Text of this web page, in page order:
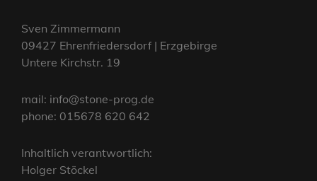
Sven Zimmermann
09427 Ehrenfriedersdorf | Erzgebirge
Untere Kirchstr. 19
mail: info@stone-prog.de
phone: 015678 620 642
Inhaltlich verantwortlich:
Holger Stöckel